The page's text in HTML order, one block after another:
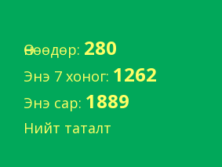
Өнөөдөр: 280
Энэ 7 хоног: 1262
Энэ сар: 1889
Нийт таталт